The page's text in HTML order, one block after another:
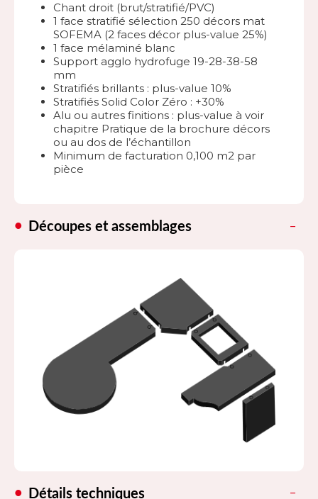
Chant droit (brut/stratifié/PVC)
1 face stratifié sélection 250 décors mat
SOFEMA (2 faces décor plus-value 25%)
1 face mélaminé blanc
Support agglo hydrofuge 19-28-38-58
mm
Stratifiés brillants : plus-value 10%
Stratifiés Solid Color Zéro : +30%
Alu ou autres finitions : plus-value à voir
chapitre Pratique de la brochure décors
ou au dos de l’échantillon
Minimum de facturation 0,100 m2 par
pièce
Découpes et assemblages
Détails techniques